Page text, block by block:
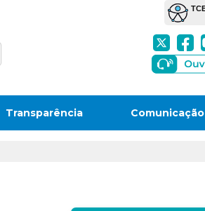
Transparência Comunicação